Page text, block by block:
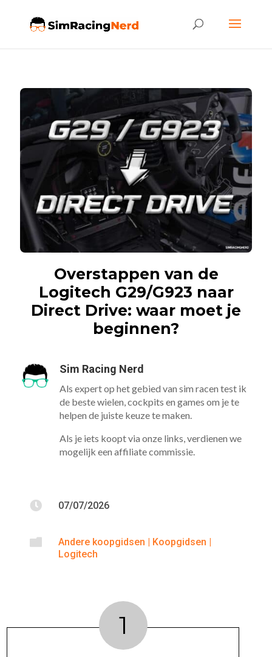
Overstappen van de
Logitech G29/G923 naar
Direct Drive: waar moet je
beginnen?
Sim Racing Nerd
Als expert op het gebied van sim racen test ik
de beste wielen, cockpits en games om je te
helpen de juiste keuze te maken.
Als je iets koopt via onze links, verdienen we
mogelijk een affiliate commissie.
 07/07/2026
 Andere koopgidsen | Koopgidsen |
Logitech
1